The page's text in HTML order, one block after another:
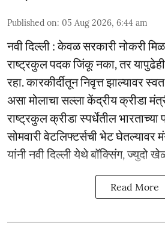
Published on: 05 Aug 2026, 6:44 am
नवी दिल्ली : केवळ सरकारी नोकरी
राष्ट्रकुल पदक जिंकू नका, तर
रहा. कारकीर्दीतून निवृत्त झाल्यावर
असा मोलाचा सल्ला केंद्रीय क्रीडा
राष्ट्रकुल क्रीडा स्पर्धेतील भारताच्या
सोमवारी वेटलिफ्टर्सची भेट घेतल्यावर
यांनी नवी दिल्ली येथे बॉक्सिंग, ज्युदो
Read More